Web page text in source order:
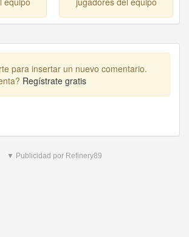
para insertar un nuevo comentario.
Regístrate gratis
▼ Publicidad por Refinery89